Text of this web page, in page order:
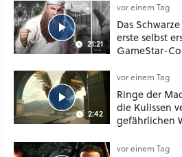
21:21
vor einem Tag
Das
erste selbst
GameStar-
2:42
vor einem Tag
Ringe der
die Kulissen
gefährlichen
vor einem Tag